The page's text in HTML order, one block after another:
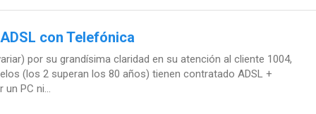
con Telefónica
por su grandísima claridad en su atención al cliente 1004,
(los 2 superan los 80 años) tienen contratado ADSL +
PC ni...